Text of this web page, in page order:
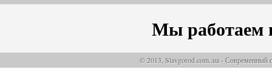
Мы работаем
© 2013, Slavgorod.com..ua - Современный